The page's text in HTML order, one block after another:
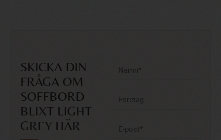
SKICKA DIN
FRÅGA OM
SOFFBORD
BLIXT LIGHT
GREY HÄR